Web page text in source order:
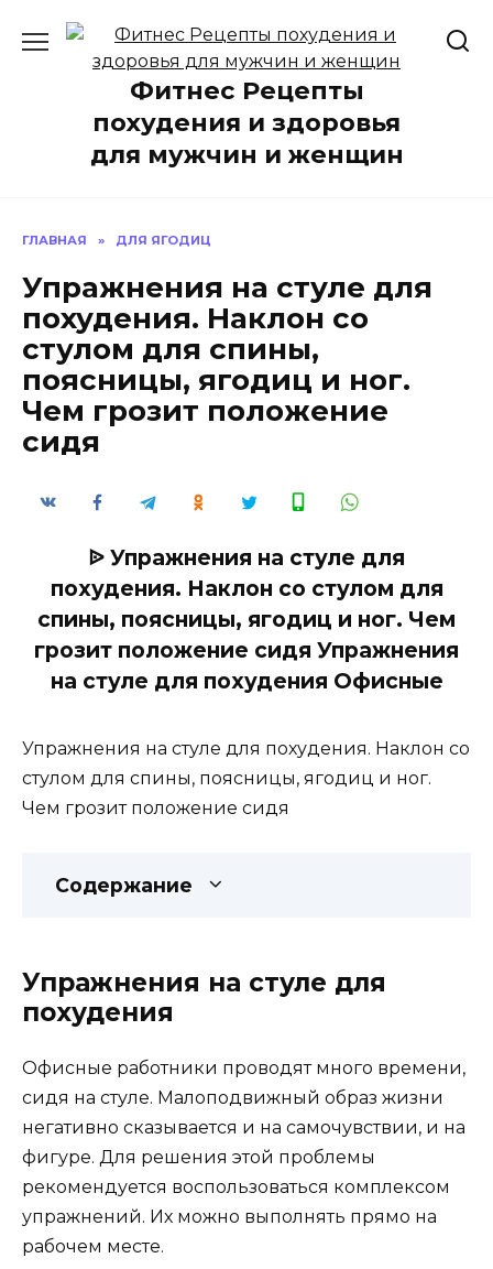
содержанию
Фитнес Рецепты
похудения и здоровья
для мужчин и женщин
ГЛАВНАЯ » ДЛЯ ЯГОДИЦ
Упражнения на стуле для
похудения. Наклон со
стулом для спины,
поясницы, ягодиц и ног.
Чем грозит положение
сидя
ᐉ Упражнения на стуле для
похудения. Наклон со стулом для
спины, поясницы, ягодиц и ног. Чем
грозит положение сидя Упражнения
на стуле для похудения Офисные
Упражнения на стуле для похудения. Наклон со
стулом для спины, поясницы, ягодиц и ног.
Чем грозит положение сидя
Содержание
Упражнения на стуле для
похудения
Офисные работники проводят много времени,
сидя на стуле. Малоподвижный образ жизни
негативно сказывается и на самочувствии, и на
фигуре. Для решения этой проблемы
рекомендуется воспользоваться комплексом
упражнений. Их можно выполнять прямо на
рабочем месте.